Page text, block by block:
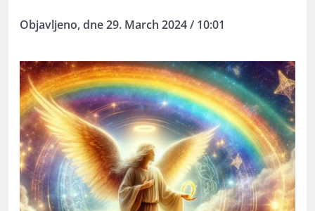
Objavljeno, dne 29. March 2024 / 10:01